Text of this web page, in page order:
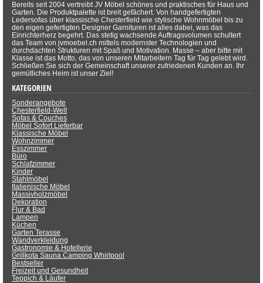
Bereits seit 2004 vertreibt JV Möbel schönes und praktisches für Haus und
Garten. Die Produktpalette ist breit gefächert. Von handgefertigten
Ledersofas über klassische Chesterfield wie stylische Wohnmöbel bis zu
den eigen gefertigten Designer Garnituren ist alles dabei, was das
Einrichterherz begehrt. Das stetig wachsende Auftragsvolumen schultert
das Team von jvmoebel.ch mittels modernster Technologien und
durchdachten Strukturen mit Spaß und Motivation. Masse – aber bitte mit
Klasse ist das Motto, das von unseren Mitarbeitern Tag für Tag gelebt wird.
Schließen Sie sich der Gemeinschaft unserer zufriedenen Kunden an. Ihr
gemütliches Heim ist unser Ziel!
KATEGORIEN
Sonderangebote
Chesterfield-Welt
Sofas & Couches
Möbel Sofort Lieferbar
Klassische Möbel
Wohnzimmer
Esszimmer
Büro
Schlafzimmer
Kinder
Stahlmöbel
Italienische Möbel
Massivholzmöbel
Dekoration
Flur & Bad
Lampen
Küchen
Garten Terasse
Wandverkleidung
Gastronomie & Hotellerie
Grillkota Sauna Camping Whirlpool
Bestseller
Freizeit und Gesundheit
Teppich & Läufer